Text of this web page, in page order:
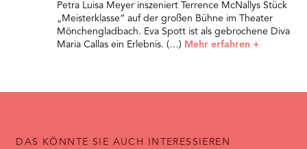
Petra Luisa Meyer inszeniert Terrence McNallys Stück
„Meisterklasse“ auf der großen Bühne im Theater
Mönchengladbach. Eva Spott ist als gebrochene Diva
Maria Callas ein Erlebnis. (…) Mehr erfahren +
DAS KÖNNTE SIE AUCH INTERESSIEREN